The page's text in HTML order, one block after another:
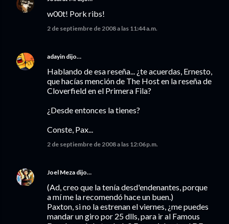
w00t! Pork ribs!
2 de septiembre de 2008 a las 11:44 a.m.
adayin dijo…
Hablando de esa reseña... ¿te acuerdas, Ernesto,
que hacías mención de The Host en la reseña de
Cloverfield en el Primera Fila?
¿Desde entonces la tienes?
Conste, Pax...
2 de septiembre de 2008 a las 12:06 p.m.
Joel Meza dijo…
(Ad, creo que la tenía desd'endenantes, porque
a mí me la recomendó hace un buen.)
Paxton, si no la estrenan el viernes, ¿me puedes
mandar un giro por 25 dlls, para ir al Famous